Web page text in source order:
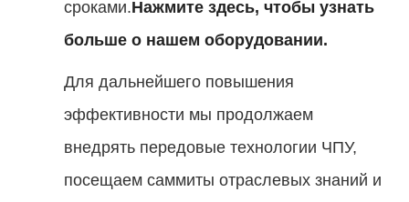
сроками.Нажмите здесь, чтобы узнать
больше о нашем оборудовании.
Для дальнейшего повышения
эффективности мы продолжаем
внедрять передовые технологии ЧПУ,
посещаем саммиты отраслевых знаний и